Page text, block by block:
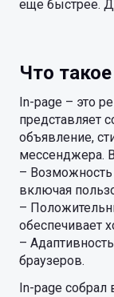
еще быстрее.
Что
In-page – это
представляет
объявление,
мессенджера.
–
включая
–
обеспечивает
–
браузеров.
In-page собрал